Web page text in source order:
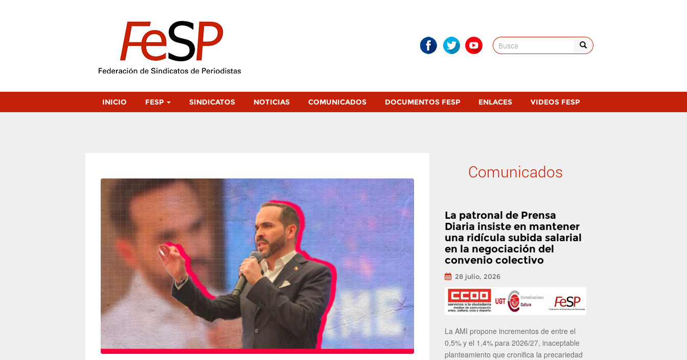
Search
for:
INICIO FESP SINDICATOS NOTICIAS COMUNICADOS DOCUMENTOS FESP ENLACES VIDEOS FESP
Comunicados
La patronal de Prensa
Diaria insiste en mantener
una ridícula subida salarial
en la negociación del
convenio colectivo
28 julio, 2026
La AMI propone incrementos de entre el
0,5% y el 1,4% para 2026/27, inaceptable
planteamiento que cronifica la precariedad